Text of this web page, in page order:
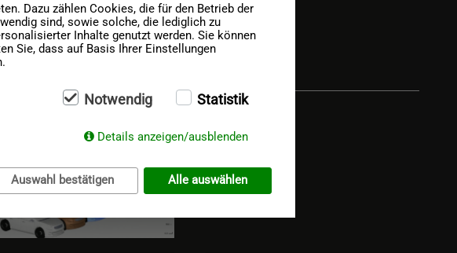
Dazu zählen Cookies, die für den Betrieb der
sind, sowie solche, die lediglich zu
Inhalte genutzt werden. Sie können
Sie, dass auf Basis Ihrer Einstellungen
Notwendig Statistik
Details anzeigen/ausblenden
Auswahl bestätigen Alle auswählen